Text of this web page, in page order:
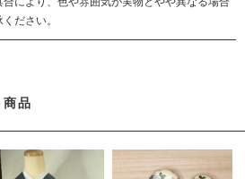
ださい。
商品